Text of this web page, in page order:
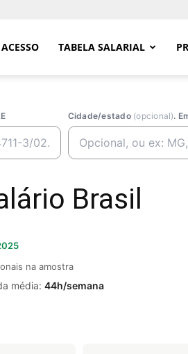
TABELA SALARIAL
Cidade/estado (opcional).
Brasil
na amostra
média: 44h/semana